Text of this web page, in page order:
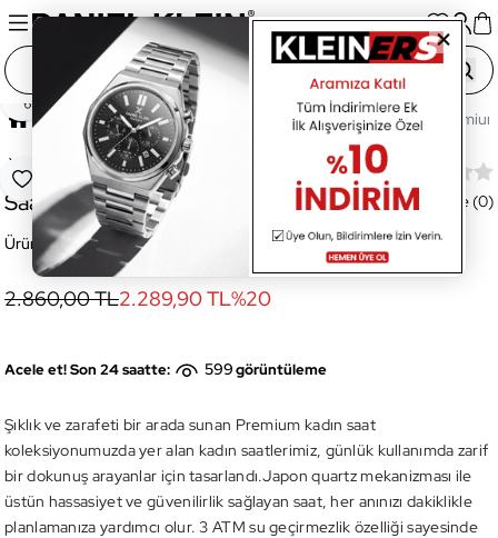
Ana Sayfa Saatler Kadın Saat DK.1.13771-6
Favoriye Ekle
Yeni
Paylaş
DK.1.13771-6 Premium Kadın Kol
Saati
Ürün Kodu:DK.1.13771-6
Değerlendirme (0)
2.860,00 TL2.289,90 TL%20
Acele et! Son 24 saatte: 599görüntüleme
Şıklık ve zarafeti bir arada sunan Premium kadın saat
koleksiyonumuzda yer alan kadın saatlerimiz, günlük kullanımda zarif
bir dokunuş arayanlar için tasarlandı.Japon quartz mekanizması ile
üstün hassasiyet ve güvenilirlik sağlayan saat, her anınızı dakiklikle
planlamanıza yardımcı olur. 3 ATM su geçirmezlik özelliği sayesinde